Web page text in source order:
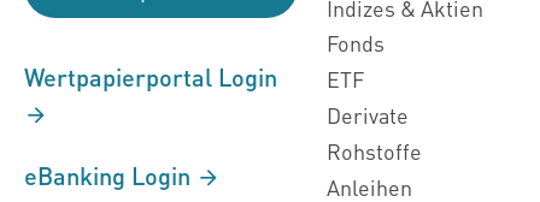
Wertpapierportal Login
eBanking Login
Indizes & Aktien
Fonds
ETF
Derivate
Rohstoffe
Anleihen